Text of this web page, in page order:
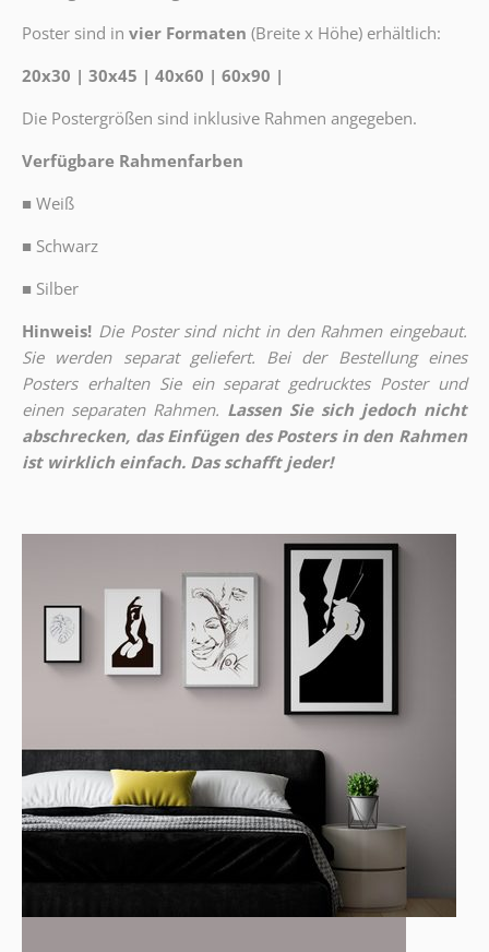
Poster sind in vier Formaten (Breite x Höhe) erhältlich:
20x30 | 30x45 | 40x60 | 60x90 |
Die Postergrößen sind inklusive Rahmen angegeben.
Verfügbare Rahmenfarben
■ Weiß
■ Schwarz
■ Silber
Hinweis! Die Poster sind nicht in den Rahmen eingebaut.
Sie werden separat geliefert. Bei der Bestellung eines
Posters erhalten Sie ein separat gedrucktes Poster und
einen separaten Rahmen. Lassen Sie sich jedoch nicht
abschrecken, das Einfügen des Posters in den Rahmen
ist wirklich einfach. Das schafft jeder!